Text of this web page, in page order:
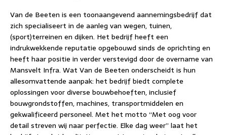
Van de Beeten is een toonaangevend aannemingsbedrijf dat
zich specialiseert in de aanleg van wegen, tuinen,
(sport)terreinen en dijken. Het bedrijf heeft een
indrukwekkende reputatie opgebouwd sinds de oprichting en
heeft haar positie in verder verstevigd door de overname van
Mansvelt Infra. Wat Van de Beeten onderscheidt is hun
allesomvattende aanpak: het bedrijf biedt complete
oplossingen voor diverse bouwbehoeften, inclusief
bouwgrondstoffen, machines, transportmiddelen en
gekwalificeerd personeel. Met het motto “Met oog voor
detail streven wij naar perfectie. Elke dag weer” laat het